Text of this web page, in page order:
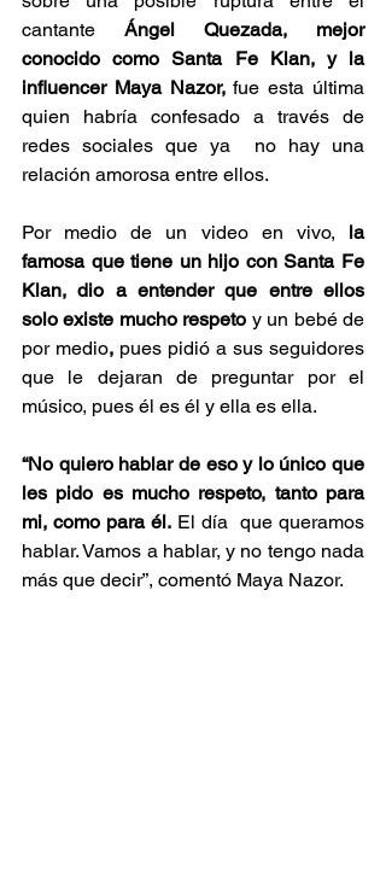
cantante Ángel Quezada, mejor
conocido como Santa Fe Klan, y la
influencer Maya Nazor, fue esta última
quien habría confesado a través de
redes sociales que ya  no hay una
relación amorosa entre ellos.
Por medio de un video en vivo, la
famosa que tiene un hijo con Santa Fe
Klan, dio a entender que entre ellos
solo existe mucho respeto y un bebé de
por medio, pues pidió a sus seguidores
que le dejaran de preguntar por el
músico, pues él es él y ella es ella.
“No quiero hablar de eso y lo único que
les pido es mucho respeto, tanto para
mi, como para él. El día  que queramos
hablar. Vamos a hablar, y no tengo nada
más que decir”, comentó Maya Nazor.